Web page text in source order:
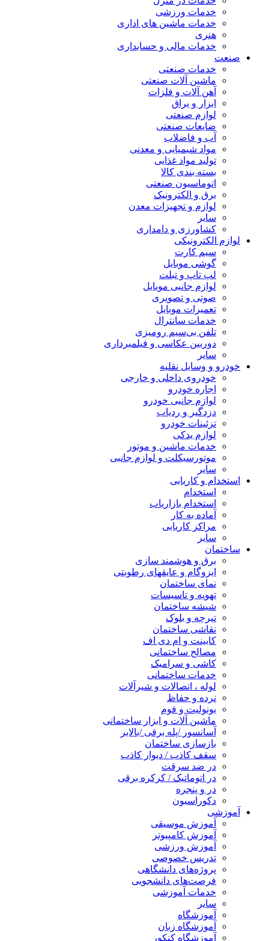
خدمات ورزشی
خدمات ماشین های اداری
هنری
خدمات مالی و حسابداری
صنعت
خدمات صنعتی
ماشین آلات صنعتی
آهن آلات و فلزات
ابزار و یراق
لوازم صنعتی
ضایعات صنعتی
آب و فاضلاب
مواد شیمیایی و معدنی
تولید مواد غذایی
بسته بندی کالا
اتوماسیون صنعتی
برق و الکترونیک
لوازم و تجهیزات معدن
سایر
کشاورزی و دامداری
لوازم الکترونیکی
سیم کارت
گوشی موبایل
لپ تاپ و تبلت
لوازم جانبی موبایل
صوتی و تصویری
تعمیرات موبایل
خدمات سانترال
تلفن بی‌سیم رومیزی
دوربین عکاسی و فیلمبرداری
سایر
خودرو و وسایل نقلیه
خودروی داخلی و خارجی
اجاره خودرو
لوازم جانبی خودرو
دزدگیر و ردیاب
تزئینات خودرو
لوازم یدکی
خدمات ماشین و موتور
موتورسیکلت و لوازم جانبی
سایر
استخدام و کاریابی
استخدام
استخدام بازاریاب
آماده به کار
مراکز کاریابی
سایر
ساختمان
برق و هوشمند سازی
ایزوگام و عایقهای رطوبتی
نمای ساختمان
تهویه و تاسیسات
شیشه ساختمان
تیرچه و بلوک
نقاشی ساختمان
کابینت و ام دی اف
مصالح ساختمانی
کاشی و سرامیک
خدمات ساختمانی
لوله ، اتصالات و شیرآلات
نرده و حفاظ
یونولیت و فوم
ماشین آلات و ابزار ساختمانی
آسانسور /پله برقی /بالابر
بازسازی ساختمان
سقف کاذب / دیوار کاذب
در ضد سرقت
در اتوماتیک / کرکره برقی
در و پنجره
دکوراسیون
آموزشی
آموزش موسیقی
آموزش کامپیوتر
آموزش ورزشی
تدریس خصوصی
پروژه‌های دانشگاهی
فرصت‌های دانشجویی
خدمات آموزشی
سایر
آموزشگاه
آموزشگاه زبان
آموزشگاه کنکور